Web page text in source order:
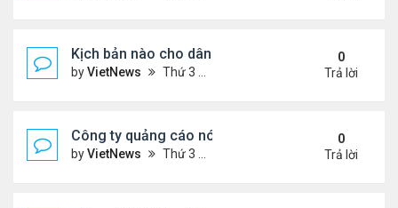
Kịch bản nào cho dân số thế giới sau mốc 8 tỷ
byVietNews Thứ 3 Tháng 11 15, 2022 5:02 pm
0
Trả lời
Công ty quảng cáo nói Twitter quá rủi ro
byVietNews Thứ 3 Tháng 11 15, 2022 4:56 pm
0
Trả lời